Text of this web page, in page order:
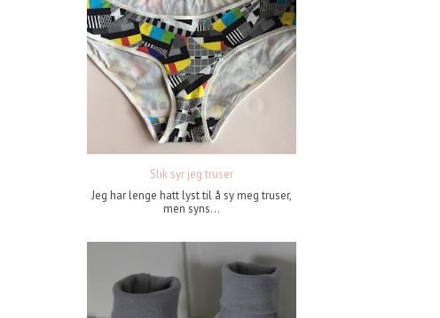
Slik syr jeg truser
Jeg har lenge hatt lyst til å sy meg truser,
men syns...